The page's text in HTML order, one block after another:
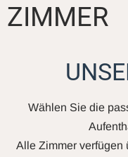
ZIMMER
Wählen Sie die
Alle Zimmer verfügen